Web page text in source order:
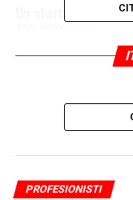
Un start-up
120.000 euro
PROFESIONISTI